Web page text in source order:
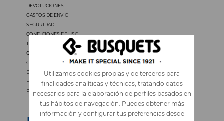
Utilizamos cookies propias y de terceros para
finalidades analíticas y técnicas, tratando datos
necesarios para la elaboración de perfiles basados en
tus hábitos de navegación. Puedes obtener más
información y configurar tus preferencias desde
DEVOLUCIONES
GASTOS DE ENVÍO
SEGURIDAD
CONDICIONES DE USO
TODOS LOS PRECIOS INCLUYEN IVA
OTROS IDIOMAS
CATALÀ
ENGLISH
FRANÇAIS
PORTUGUÊS
ITALIANO